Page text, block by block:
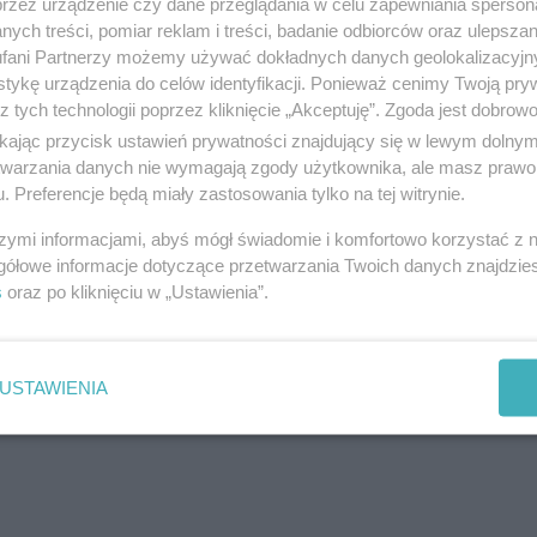
przystankach i w pobliżu klatek schodowych.
z tych interwencji nie byłaby możliwa, gdyby
ciągu apeluje do mieszkańcówOlsztynai
bezdomnej, nieporadnej życiowo,
w stanie upojenia alkoholowego, przebywającej
śmietniku, piwnicy. Oto telefony, które
reklama
treści, pomiar reklam i treści, badanie odbiorców oraz
Partnerzy możemy używać dokładnych danych
urządzenia do celów identyfikacji. Ponieważ cenimy Twoją
tych technologii poprzez kliknięcie „Akceptuję”. Zgoda jest
przycisk ustawień prywatności znajdujący się w lewym
danych nie wymagają zgody użytkownika, ale masz
Preferencje będą miały zastosowania tylko na tej witrynie.
informacjami, abyś mógł świadomie i komfortowo korzystać z
informacje dotyczące przetwarzania Twoich danych
oraz po kliknięciu w „Ustawienia”.
USTAWIENIA